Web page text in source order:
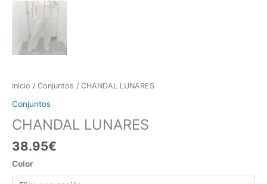
Inicio / Conjuntos / CHANDAL LUNARES
Conjuntos
CHANDAL LUNARES
38.95€
Color